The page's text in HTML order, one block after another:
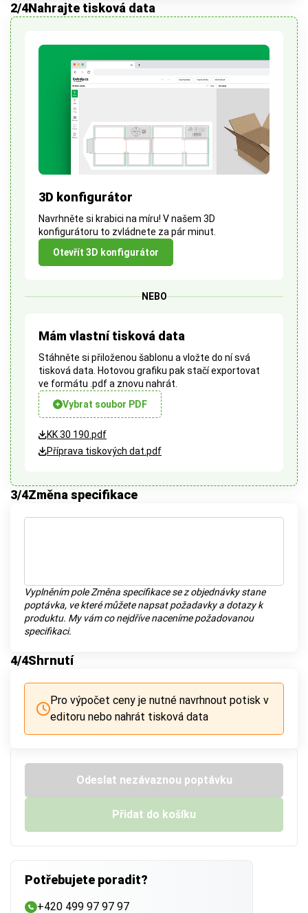
2/4Nahrajte tisková data
3D konfigurátor
Navrhněte si krabici na míru! V našem 3D
konfigurátoru to zvládnete za pár minut.
Otevřít 3D konfigurátor
NEBO
Mám vlastní tisková data
Stáhněte si přiloženou šablonu a vložte do ní svá
tisková data. Hotovou grafiku pak stačí exportovat
ve formátu .pdf a znovu nahrát.
Vybrat soubor PDF
KK 30 190.pdf
Příprava tiskových dat.pdf
3/4Změna specifikace
Vyplněním pole Změna specifikace se z objednávky stane
poptávka, ve které můžete napsat požadavky a dotazy k
produktu. My vám co nejdříve naceníme požadovanou
specifikaci.
4/4Shrnutí
Pro výpočet ceny je nutné navrhnout potisk v
editoru nebo nahrát tisková data
Odeslat nezávaznou poptávku
Přidat do košíku
Potřebujete poradit?
+420 499 97 97 97